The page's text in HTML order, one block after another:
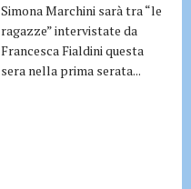
Simona Marchini sarà tra “le
ragazze” intervistate da
Francesca Fialdini questa
sera nella prima serata...